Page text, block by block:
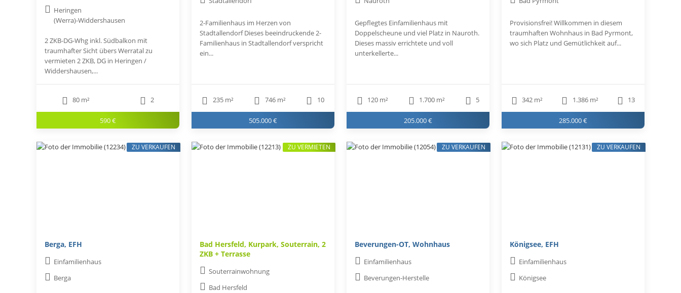
Heringen
(Werra)-Widdershausen
2 ZKB-DG-Whg inkl. Südbalkon mit
traumhafter Sicht übers Werratal zu
vermieten 2 ZKB, DG in Heringen /
Widdershausen,...
80 m² 2
590 €
2-Familienhaus im Herzen von
Stadtallendorf Dieses beeindruckende 2-
Familienhaus in Stadtallendorf verspricht
ein...
235 m² 746 m² 10
505.000 €
Gepflegtes Einfamilienhaus mit
Doppelscheune und viel Platz in Nauroth.
Dieses massiv errichtete und voll
unterkellerte...
120 m² 1.700 m² 5
205.000 €
Provisionsfrei! Willkommen in diesem
traumhaften Wohnhaus in Bad Pyrmont,
wo sich Platz und Gemütlichkeit auf...
342 m² 1.386 m² 13
285.000 €
Berga, EFH
Einfamilienhaus
Berga
ZU VERKAUFEN
Bad Hersfeld, Kurpark, Souterrain, 2
ZKB + Terrasse
Souterrainwohnung
Bad Hersfeld
ZU VERMIETEN
Beverungen-OT, Wohnhaus
Einfamilienhaus
Beverungen-Herstelle
ZU VERKAUFEN
Königsee, EFH
Einfamilienhaus
Königsee
ZU VERKAUFEN